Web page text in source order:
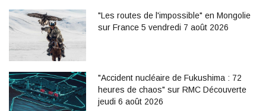
"Les routes de l'impossible" en Mongolie
sur France 5 vendredi 7 août 2026
"Accident nucléaire de Fukushima : 72
heures de chaos" sur RMC Découverte
jeudi 6 août 2026